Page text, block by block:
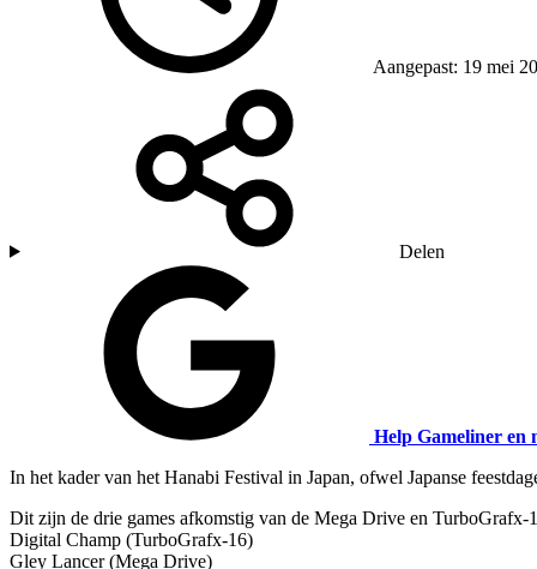
Aangepast: 19 mei
Delen
Help Gameliner en
In het kader van het Hanabi Festival in Japan, ofwel Japanse
Dit zijn de drie games afkomstig van de Mega Drive en TurboGrafx-
Digital Champ (TurboGrafx-16)
Gley Lancer (Mega Drive)